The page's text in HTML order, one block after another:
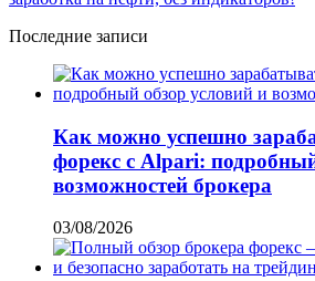
Последние записи
Как можно успешно
форекс с Alpari:
возможностей брокера
03/08/2026